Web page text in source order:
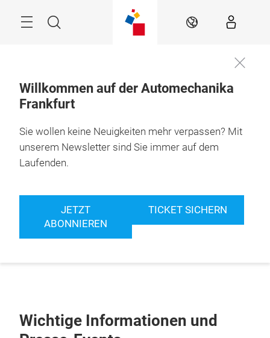
Suche DE
Willkommen auf der Automechanika
Frankfurt
Sie wollen keine Neuigkeiten mehr verpassen? Mit
unserem Newsletter sind Sie immer auf dem
Laufenden.
JETZT
ABONNIEREN
TICKET SICHERN
Wichtige Informationen und